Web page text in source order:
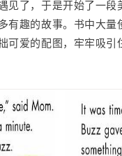
见了，于是开始了一段
有趣的故事。书中大量
可爱的配图，牢牢吸引